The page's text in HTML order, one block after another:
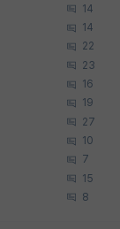
14
14
22
23
16
19
27
10
7
15
8